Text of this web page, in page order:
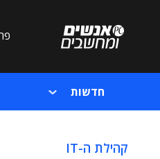
חדשות
קהילת ה-IT